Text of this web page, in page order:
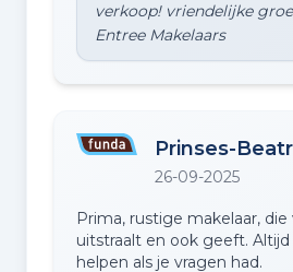
verkoop! vriendelijke
26-09-2025
Prima, rustige makelaar,
uitstraalt en ook geeft.
helpen als je vragen had.